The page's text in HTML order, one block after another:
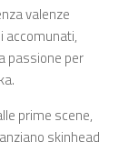
valenze
accomunati,
passione per
prime scene,
skinhead